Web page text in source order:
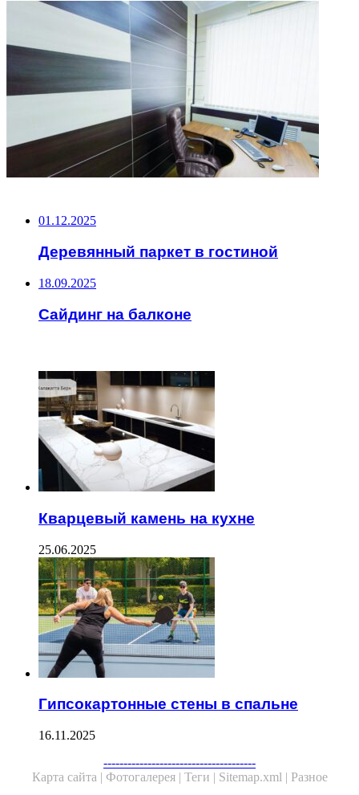
01.12.2025
Деревянный паркет в гостиной
18.09.2025
Сайдинг на балконе
Кварцевый камень на кухне
25.06.2025
Гипсокартонные стены в спальне
16.11.2025
--------------------------------------
Карта сайта | Фотогалерея | Теги | Sitemap.xml | Разное